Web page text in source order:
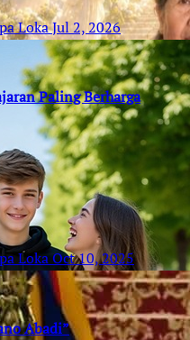
LokaJul 2, 2026
Paling Berharga
LokaOct 10, 2025
Abadi”